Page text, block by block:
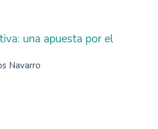
una apuesta por el
Navarro